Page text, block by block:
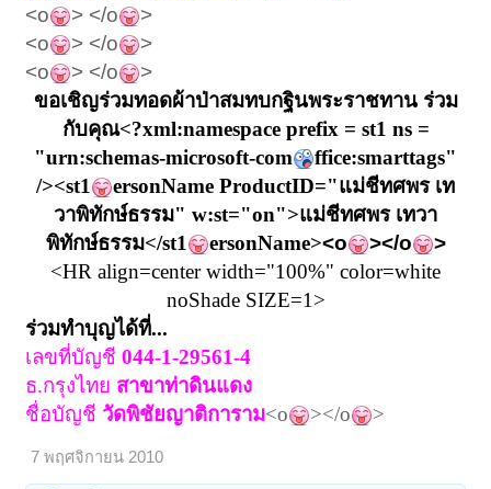
<o
> </o
>
<o
> </o
>
<o
> </o
>
ขอเชิญร่วมทอดผ้าป่าสมทบกฐินพระราชทาน ร่วม
กับคุณ<?xml:namespace prefix = st1 ns =
"urn:schemas-microsoft-com
ffice:smarttags"
/><st1
ersonName ProductID="แม่ชีทศพร เท
วาพิทักษ์ธรรม" w:st="on">แม่ชีทศพร เทวา
พิทักษ์ธรรม</st1
ersonName><o ></o
>
<HR align=center width="100%" color=white
noShade SIZE=1>
ร่วมทำบุญได้ที่...
เลขที่บัญชี 044-1-29561-4
ธ.กรุงไทย สาขาท่าดินแดง
ชื่อบัญชี วัดพิชัยญาติการาม<o ></o >
7 พฤศจิกายน 2010